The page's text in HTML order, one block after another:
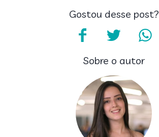
Gostou desse post?
Sobre o autor